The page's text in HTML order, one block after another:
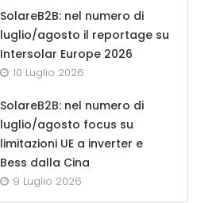
SolareB2B: nel numero di
luglio/agosto il reportage su
Intersolar Europe 2026
10 Luglio 2026
SolareB2B: nel numero di
luglio/agosto focus su
limitazioni UE a inverter e
Bess dalla Cina
9 Luglio 2026